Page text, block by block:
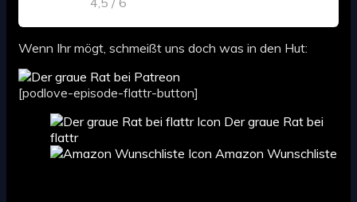
Wenn Ihr mögt, schmeißt uns doch was in den Hut:
[podlove-episode-flattr-button]
Der graue Rat bei
flattr
Amazon Wunschliste